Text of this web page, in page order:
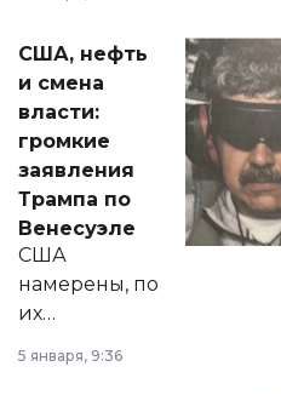
сразу несколько
актуальных тем —
от слухов о
политических
реформах до
вопросов армии,
экономики и
личного здоровья.
США, нефть
и смена
власти:
громкие
заявления
Трампа по
Венесуэле
США
намерены, по
их
принести
5 января, 9:36